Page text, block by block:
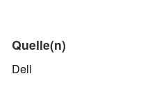
Quelle(n)
Dell